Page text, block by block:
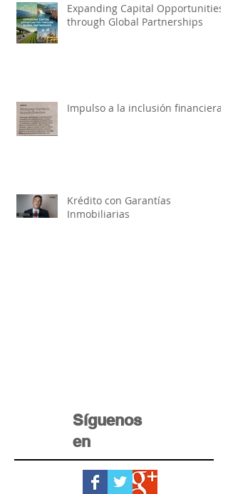
Expanding Capital Opportunities
through Global Partnerships
Impulso a la inclusión financiera
Krédito con Garantías
Inmobiliarias
Síguenos
en